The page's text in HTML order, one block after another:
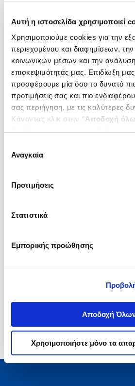
Αυτή η ιστοσελίδα χρησιμοποιεί
Χρησιμοποιούμε cookies για την
περιεχομένου και διαφημίσεων,
κοινωνικών μέσων και την
επισκεψιμότητάς μας. Επιδίωξη μας
προσφέρουμε μία όσο το δυνατό πιο
προτιμήσεις σας και πιο
σας περιήγηση, με τις καλύτερες
Κάνοντας κλικ στην ‘’Αποδοχή
βοηθήσετε να ανταποκριθούμε
ενδιαφέρουν και να επιλέξετε από
΄΄και να
συγκατάθεσης
Αναγκαία
Προτιμήσεις
Στατιστικά
Εμπορικής προώθησης
Αποδοχή
Χρησιμοποιήστε μόνο τα
(ΠΡΩΤΟΣ ΤΟΜΟΣ)
1-3 από 3